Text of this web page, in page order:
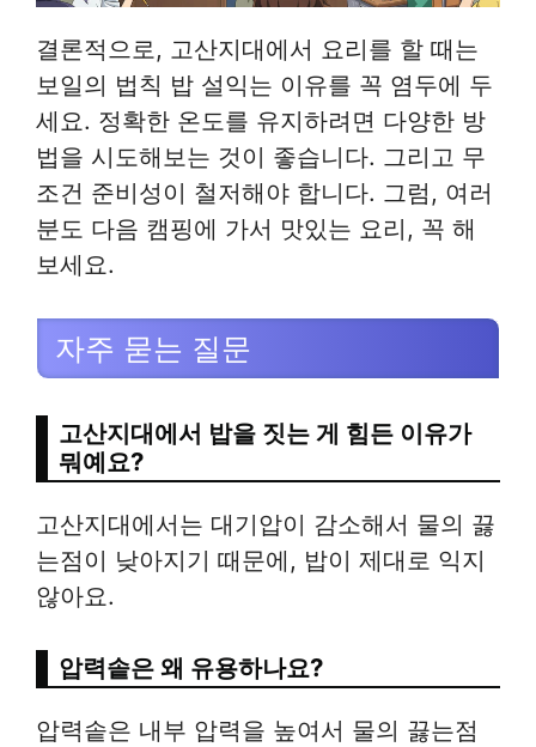
결론적으로, 고산지대에서 요리를 할 때는
보일의 법칙 밥 설익는 이유를 꼭 염두에 두
세요. 정확한 온도를 유지하려면 다양한 방
법을 시도해보는 것이 좋습니다. 그리고 무
조건 준비성이 철저해야 합니다. 그럼, 여러
분도 다음 캠핑에 가서 맛있는 요리, 꼭 해
보세요.
자주 묻는 질문
고산지대에서 밥을 짓는 게 힘든 이유가
뭐예요?
고산지대에서는 대기압이 감소해서 물의 끓
는점이 낮아지기 때문에, 밥이 제대로 익지
않아요.
압력솥은 왜 유용하나요?
압력솥은 내부 압력을 높여서 물의 끓는점